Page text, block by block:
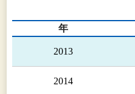
英国における関係会
クチュアリング リミ
る関係会社ガイガー
ております。
年
2013
2014